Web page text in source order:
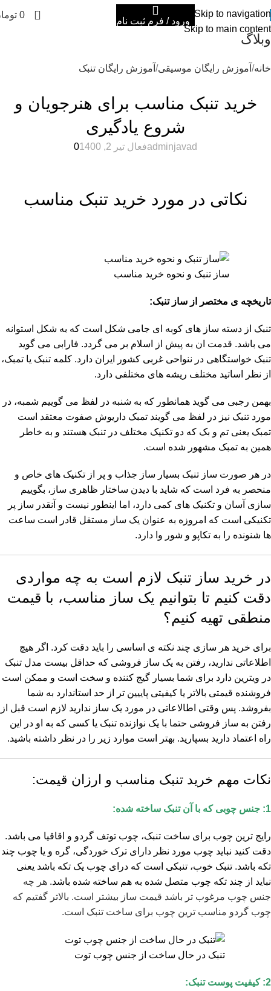
Skip to navigation
Skip to main content
ورود / فرم ثبت نام
0
0
وبلاگ
خانه آموزش رایگان موسیقی آموزش رایگان تنبک
خرید تنبک مناسب برای هنرجویان و
شروع یادگیری
adminjavadفعال تیر 2, 1400 0
نکاتی در مورد خرید تنبک مناسب
ساز تنبک و نحوه خرید مناسب
تاریخچه ی مختصر از ساز تنبک:
تنبک از دسته ساز های کوبه ای جامی شکل است که به شکل استوانه
می باشد. قدمت ان به پیش از اسلام بر می گردد. فارابی می گوید
تنبک خواستگاهی در ننواحی غربی کشور ایران دارد. کلمه تنبک یا تمبک،
از نظر اساتید مختلف ریشه های مختلفی دارد.
بهمن رجبی می گوید همانطور که به شنبه در لفظ می گوییم شمبه، در
مورد تنبک نیز در لفظ می گویند تمبک داریوش صفوت معتقد است
تمبک یعنی تم و بک که دو تکنیک مختلف در تنبک هستند و به خاطر
همین به تمبک مشهور شده است.
در هر صورت ساز تنبک بسیار ساز جذاب و پر از تکنیک های خاص و
منحصر به فرد است که شاید با دیدن ساختار ظاهری ساز، بگوییم
سازی آسان و تکنیک های کمی دارد، اما اینطور نیست و آنقدر ساز پر
تکنیکی است که امروزه به عنوان یک ساز مستقل قادر است ساعت
ها شنونده را به تکاپو و شور وا دارد.
در خرید ساز تنبک لازم است به چه مواردی
دقت کنیم تا بتوانیم یک ساز مناسب، با قیمت
منطقی تهیه کنیم؟
برای خرید هر سازی چند نکته ی اساسی را باید دقت کرد. اگر هیچ
اطلاعاتی ندارید، رفتن به یک ساز فروشی که حداقل بیست مدل تنبک
در ویترین دارد برای شما بسیار گیج کننده و سخت است و ممکن است
فروشنده قیمتی بالاتر یا کیفیتی پاییین تر از حد استاندارد به شما
بفروشد. پس وقتی اطالاعاتی در مورد یک ساز ندارید لازم است قبل از
رفتن به ساز فروشی حتما با یک نوازنده تنبک یا کسی که به او در این
راه اعتماد دارید بسپارید. بهتر است موارد زیر را در نظر داشته باشید.
نکات مهم خرید تنبک مناسب و ارزان قیمت:
1: جنس چوبی که با آن تنبک ساخته شده:
رایج ترین چوب برای ساخت تنبک، چوب توتف گردو و اقاقیا می باشد.
دقت کنید نباید چوب مورد نظر دارای ترک خوردگی، گره و یا چوب چند
تکه باشد. تنبک خوب، تنبکی است که درای چوب یک تکه باشد یعنی
نباید از چند تکه چوب متصل شده به هم ساخته شده باشد. هر چه
جنس چوب مرغوب تر باشد قیمت ساز بیشتر است. بالاتر گفتیم که
چوب گردو مناسب ترین چوب برای ساخت تنبک است.
تنبک در حال ساخت از جنس چوب توت
2: کیفیت پوست تنبک: